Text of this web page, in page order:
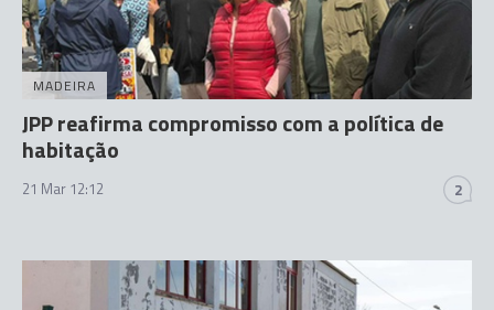
MADEIRA
JPP reafirma compromisso com a política de
habitação
21 Mar 12:12 2